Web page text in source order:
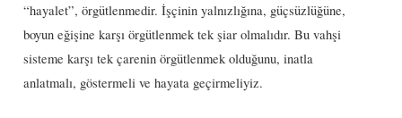
“hayalet”, örgütlenmedir. İşçinin yalnızlığına, güçsüzlüğüne,
boyun eğişine karşı örgütlenmek tek şiar olmalıdır. Bu vahşi
sisteme karşı tek çarenin örgütlenmek olduğunu, inatla
anlatmalı, göstermeli ve hayata geçirmeliyiz.